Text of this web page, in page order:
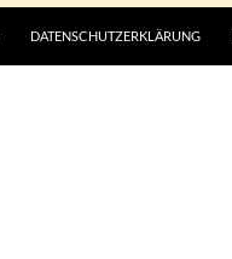
DATENSCHUTZERKLÄRUNG